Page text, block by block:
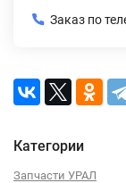
Заказ по
Категории
Запчасти УРАЛ